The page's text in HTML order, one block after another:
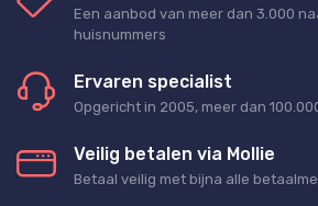
Een aanbod van meer dan 3.000
huisnummers
Ervaren specialist
Opgericht in 2005, meer dan
Veilig betalen via Mollie
Betaal veilig met bijna alle